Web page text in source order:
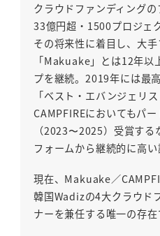
クラウドファンディング
33億円超・1500プロジェ
その将来性に着目し、大
「Makuake」とは12年以
プを継続。2019年には最
「ベスト・エバンジェリス
CAMPFIREにおいてもパ
（2023〜2025）受賞す
フォームから継続的に高い
現在、Makuake／
韓国Wadizの4大クラウド
ナーを兼任する唯一の存在